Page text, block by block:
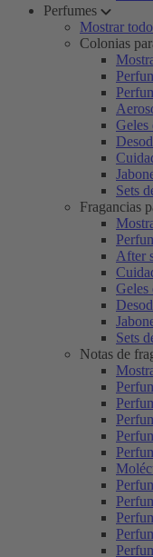
Perfumes
Mostrar
Colonias
Geles
Sets
Fragancias
After
Geles
Sets
Notas de